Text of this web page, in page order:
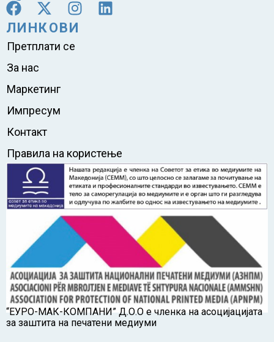
ЛИНКОВИ
Претплати се
За нас
Маркетинг
Импресум
Контакт
Правила на користење
“ЕУРО-МАК-КОМПАНИ” Д.О.О е членка на асоцијацијата
за заштита на печатени медиуми